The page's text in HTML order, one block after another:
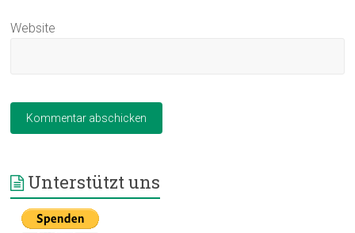
Website
Unterstützt uns